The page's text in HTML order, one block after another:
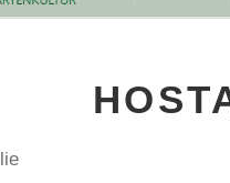
REINHARD
16, 2025